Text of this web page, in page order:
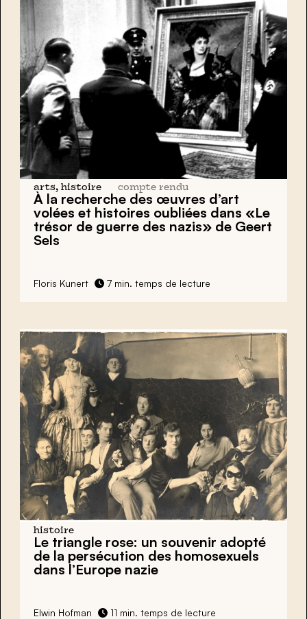
arts, histoire compte rendu
À la recherche des œuvres d’art
volées et histoires oubliées dans «Le
trésor de guerre des nazis» de Geert
Sels
Floris Kunert 7 min. temps de lecture
histoire
Le triangle rose: un souvenir adopté
de la persécution des homosexuels
dans l’Europe nazie
Elwin Hofman 11 min. temps de lecture